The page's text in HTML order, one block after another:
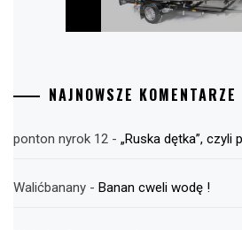
NAJNOWSZE KOMENTARZE
ponton nyrok 12 - „Ruska dętka”, czyli
Walićbanany - Banan cweli wodę !